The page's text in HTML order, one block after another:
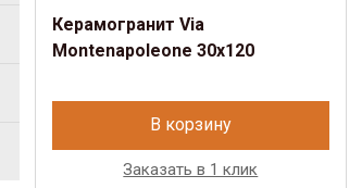
Керамогранит Via
Montenapoleone 30х120
В корзину
Заказать в 1 клик